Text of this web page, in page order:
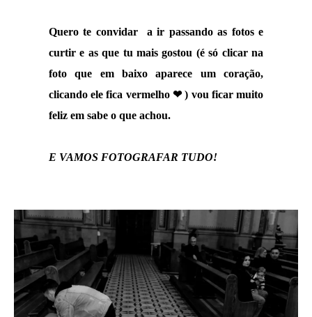
Quero te convidar a ir passando as fotos e
curtir e as que tu mais gostou (é só clicar na
foto que em baixo aparece um coração,
clicando ele fica vermelho ❤ ) vou ficar muito
feliz em sabe o que achou.
E VAMOS FOTOGRAFAR TUDO!